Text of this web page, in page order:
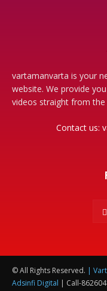
vartamanvarta is your
website. We provide
videos straight from
Contact us:
© All Rights Reserved. |
Adsinfi Digital | Call-